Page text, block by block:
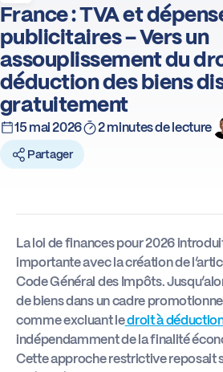
Expertise TVA et Douane
Facturation électronique
Représentation fiscale
Boîte à outils
France : TVA et
publicitaires – Vers un
assouplissement du
déduction des biens
gratuitement
15 mai 2026 2 minutes de lecture
Partager
La loi de finances pour 2026
importante avec la création de
Code Général des Impôts.
de biens dans un cadre
comme excluant ledroit à
indépendamment de la finalité
Cette approche restrictive reposait